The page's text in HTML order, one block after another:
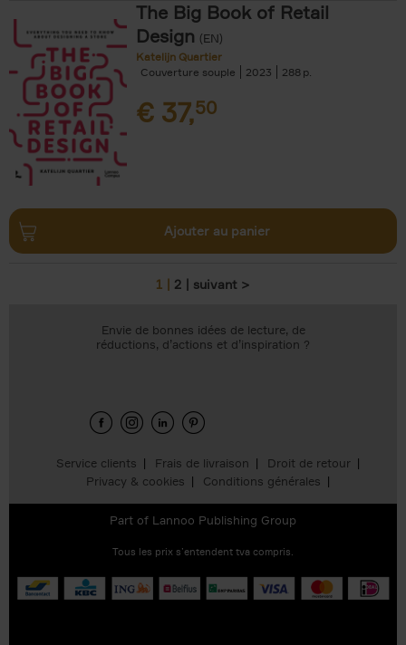
The Big Book of Retail
Design (EN)
Katelijn Quartier
Couverture souple
2023 288
€ 37,50
Ajouter au panier
1 2 suivant >
Service clients Frais de livraison
Droit de retour
Privacy & cookies
Conditions générales
Envie de bonnes idées de lecture, de
réductions, d’actions et d’inspiration ?
Part of Lannoo Publishing Group
Tous les prix s’entendent tva compris.